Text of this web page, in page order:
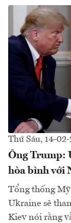
Thứ Sáu, 14-02-
Ông Trump:
hòa bình với
Tổng thống
Ukraine sẽ
Kiev nói rằng